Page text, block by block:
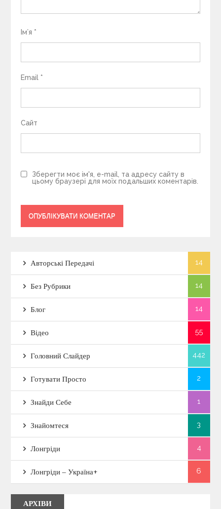
Ім’я *
Email *
Сайт
Зберегти моє ім'я, e-mail, та адресу сайту в
цьому браузері для моїх подальших коментарів.
Авторські Передачі 14
Без Рубрики 14
Блог 14
Відео 55
Головний Слайдер 442
Готувати Просто 2
Знайди Себе 1
Знайомтеся 3
Лонгріди 4
Лонгріди – Україна+ 6
АРХІВИ